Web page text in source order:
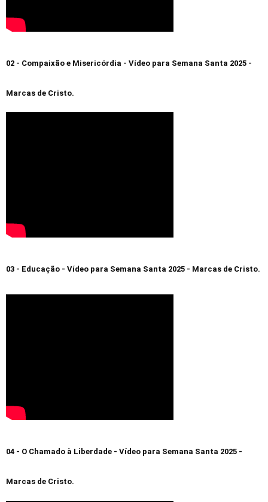
02 - Compaixão e Misericórdia - Vídeo para Semana Santa 2025 -
Marcas de Cristo.
03 - Educação - Vídeo para Semana Santa 2025 - Marcas de Cristo.
04 - O Chamado à Liberdade - Vídeo para Semana Santa 2025 -
Marcas de Cristo.